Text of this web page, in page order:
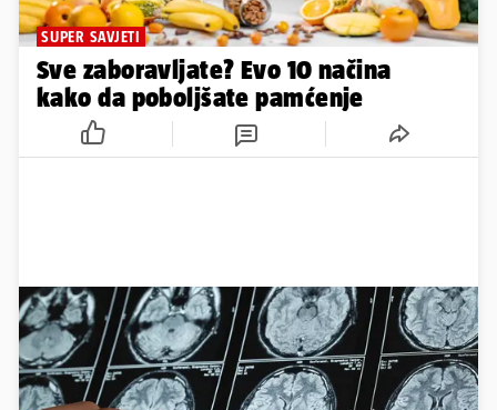
SUPER SAVJETI
Sve zaboravljate? Evo 10 načina
kako da poboljšate pamćenje